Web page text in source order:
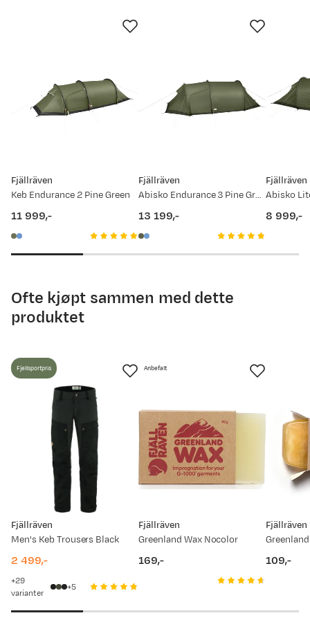
Fjällräven
Keb Endurance 2 Pine Green
price
11 999,-
Fjällräven
Abisko Endurance 3 Pine Green
price
13 199,-
Fjällräven
Abisko
8 999,-
Ofte kjøpt sammen med dette
produktet
Fjällräven
Men's Keb Trousers Black
Fjellsportpris
price
2 499,-
29
varianter
5
Fjällräven
Greenland Wax Nocolor
Anbefalt
169,-
Fjällräven
109,-